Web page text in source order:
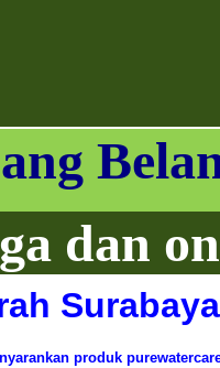
dan
Surabaya
produk